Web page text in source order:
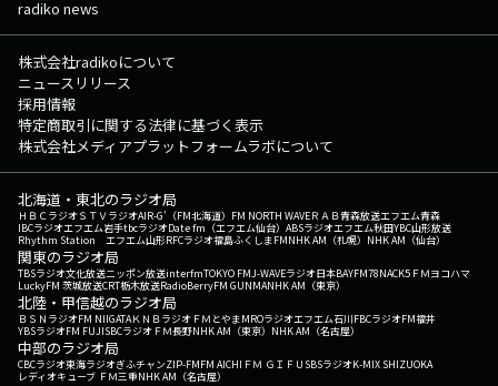
radiko news
株式会社radikoについて
ニュースリリース
採用情報
特定商取引に関する法律に基づく表示
株式会社メディアプラットフォームラボについて
北海道・東北のラジオ局
ＨＢＣラジオＳＴＶラジオAIR-G'（FM北海道） FM NORTH WAVEＲＡＢ青森放送エフエム青森
IBCラジオエフエム岩手tbcラジオDate fm（エフエム仙台） ABSラジオエフエム秋田YBC山形放送
Rhythm Station エフエム山形RFCラジオ福島ふくしまFMNHK AM（札幌） NHK AM（仙台）
関東のラジオ局
TBSラジオ文化放送ニッポン放送interfmTOKYO FMJ-WAVEラジオ日本BAYFM78NACK5 ＦＭヨコハマ
LuckyFM 茨城放送CRT栃木放送RadioBerryFM GUNMANHK AM（東京）
北陸・甲信越のラジオ局
ＢＳＮラジオFM NIIGATAＫＮＢラジオ ＦＭとやまMROラジオエフエム石川FBCラジオFM福井
YBSラジオFM FUJISBCラジオ ＦＭ長野NHK AM（東京） NHK AM（名古屋）
中部のラジオ局
CBCラジオ東海ラジオぎふチャンZIP-FMFM AICHI ＦＭ ＧＩＦＵ SBSラジオK-MIX SHIZUOKA
レディオキューブ ＦＭ三重NHK AM（名古屋）